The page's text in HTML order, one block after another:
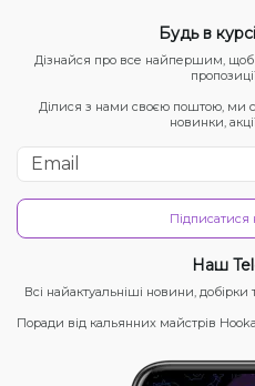
Будь в
Дізнайся про все найпершим, щоб
Ділися з нами своєю поштою, ми
новинки,
Підписатися
Наш
Всі найактуальніші новини, добірки
Поради від кальянних майстрів